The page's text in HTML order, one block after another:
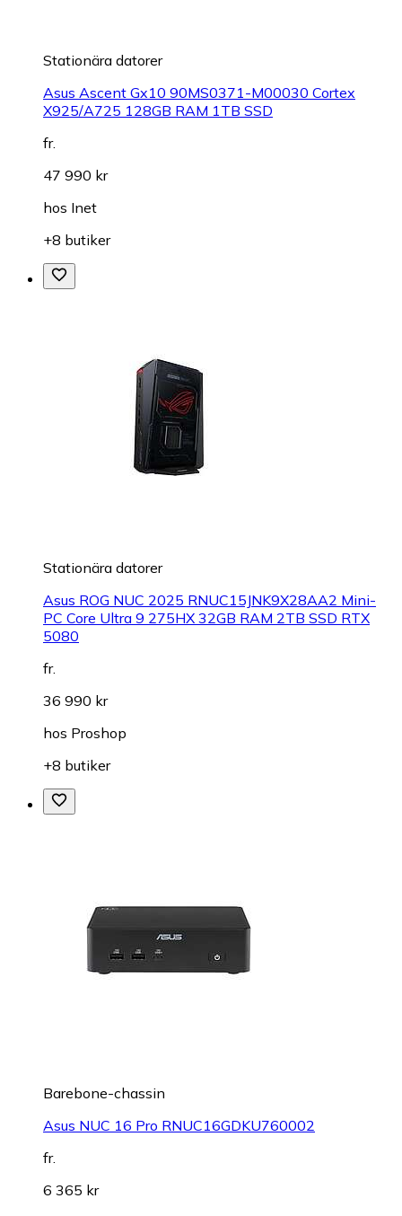
Stationära datorer
Asus Ascent Gx10 90MS0371-M00030 Cortex
X925/A725 128GB RAM 1TB SSD
fr.
47 990 kr
hos Inet
+8 butiker
Stationära datorer
Asus ROG NUC 2025 RNUC15JNK9X28AA2 Mini-
PC Core Ultra 9 275HX 32GB RAM 2TB SSD RTX
5080
fr.
36 990 kr
hos Proshop
+8 butiker
Barebone-chassin
Asus NUC 16 Pro RNUC16GDKU760002
fr.
6 365 kr